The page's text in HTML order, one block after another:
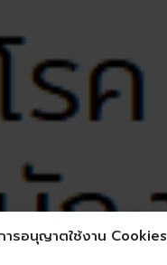
ารอนุญาตใช้งาน Cookies